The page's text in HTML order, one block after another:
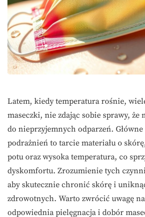
Latem, kiedy temperatura rośnie,
maseczki, nie zdając sobie sprawy, że
do nieprzyjemnych odparzeń.
podrażnień to tarcie materiału o
potu oraz wysoka temperatura, co
dyskomfortu. Zrozumienie tych
aby skutecznie chronić skórę i
zdrowotnych. Warto zwrócić uwagę
odpowiednia pielęgnacja i dobór